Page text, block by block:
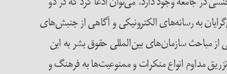
به رسانه‌های الکترونیکی و آگاهی از جنبش‌های
مباحث سازمان‌های بین‌المللی حقوق بشر به این
مداوم انواع منکرات و ممنوعیت‌ها به فرهنگ و